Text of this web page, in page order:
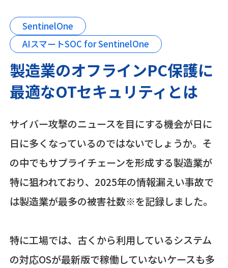
SentinelOne
AIスマートSOC for SentinelOne
製造業のオフラインPC保護に
最適なOTセキュリティとは
サイバー攻撃のニュースを目にする機会が日に
日に多くなっているのではないでしょうか。そ
の中でもサプライチェーンを形成する製造業が
特に狙われており、2025年の情報漏えい事故で
は製造業が最多の被害社数※を記録しました。
特に工場では、古くから利用しているシステム
の対応OSが最新版で稼働していないケースも多